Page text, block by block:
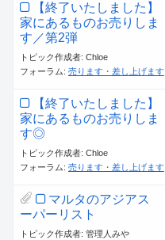
【終了いたしました】
家にあるものお売りしま
す／第2弾
トピック作成者: Chloe
フォーラム: 売ります・差し上げます
【終了いたしました】
家にあるものお売りしま
す◎
トピック作成者: Chloe
フォーラム: 売ります・差し上げます
マルタのアジアス
ーパーリスト
トピック作成者: 管理人みや